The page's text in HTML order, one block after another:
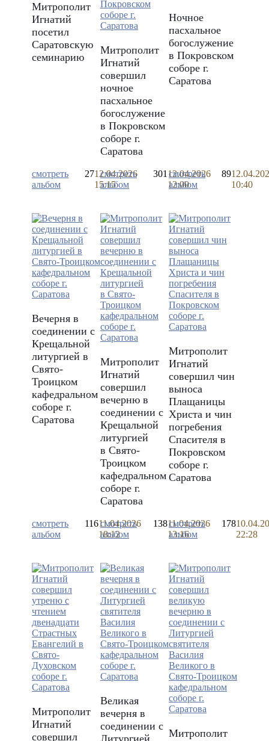
Митрополит
Игнатий
посетил
Саратовскую
семинарию
смотреть
альбом
2712.04.2026
15:15
Митрополит
Игнатий
совершил
ночное
пасхальное
богослужение
в Покровском
соборе г.
Саратова
смотреть
альбом
301 12.04.2026
12:00
Ночное
пасхальное
богослужение
в Покровском
соборе г.
Саратова
смотреть
альбом
89
10:40
Вечерня в
соединении с
Крещальной
литургией в
Свято-
Троицком
кафедральном
соборе г.
Саратова
смотреть
альбом
11611.04.2026
18:12
Митрополит
Игнатий
совершил
вечерню в
соединении с
Крещальной
литургией
в Свято-
Троицком
кафедральном
соборе г.
Саратова
смотреть
альбом
13811.04.2026
13:16
Митрополит
Игнатий
совершил чин
выноса
Плащаницы
Христа и чин
погребения
Спасителя в
Покровском
соборе г.
Саратова
смотреть
альбом
178
22:28
Митрополит
Игнатий
совершил
Великая
вечерня в
соединении с
Литургией
Митрополит